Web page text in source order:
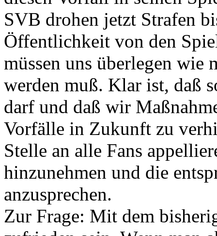
SVB drohen jetzt Strafen
Öffentlichkeit von den
müssen uns überlegen wie
werden muß. Klar ist, daß
darf und daß wir
Vorfälle in Zukunft zu
Stelle an alle Fans
hinzunehmen und die
anzusprechen.
Zur Frage: Mit dem